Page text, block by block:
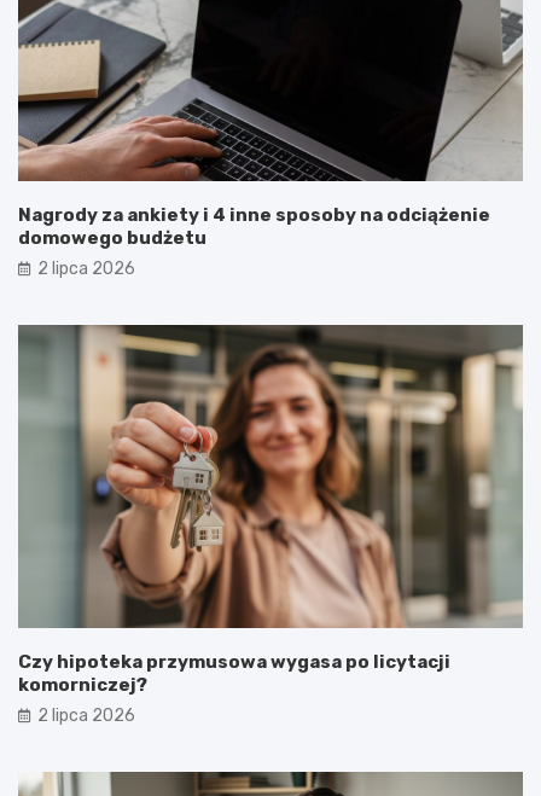
Nagrody za ankiety i 4 inne sposoby na odciążenie
domowego budżetu
2 lipca 2026
Czy hipoteka przymusowa wygasa po licytacji
komorniczej?
2 lipca 2026